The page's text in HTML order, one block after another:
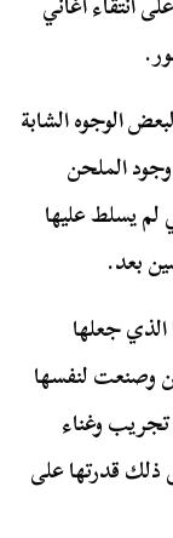
الوجوه الشابة
الملحن
لم يسلط عليها
بعد.
جعلها
وصنعت لنفسها
وغناء
ذلك قدرتها على